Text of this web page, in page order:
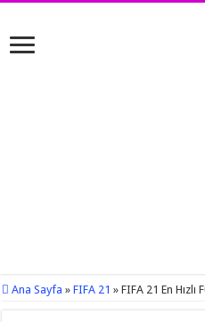
Ana Sayfa » FIFA 21 » FIFA 21 En